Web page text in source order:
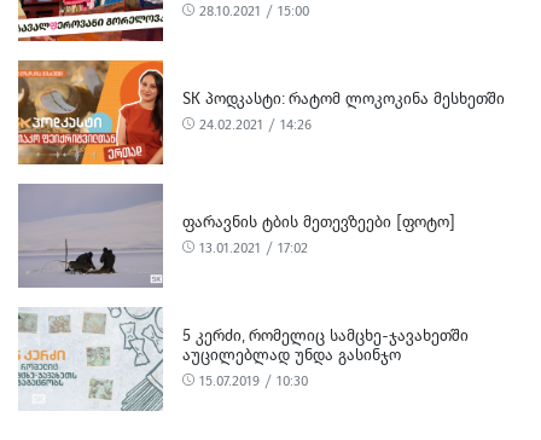
28.10.2021 / 15:00
SK ᲞᲝᲓᲙᲐᲡᲢᲘ: ᲠᲐᲢᲝᲛ ᲚᲝᲙᲝᲙᲘᲜᲐ ᲛᲔᲡᲮᲔᲗᲨᲘ
24.02.2021 / 14:26
ᲤᲐᲠᲐᲕᲜᲘᲡ ᲢᲑᲘᲡ ᲛᲔᲗᲔᲕᲖᲔᲔᲑᲘ [ᲤᲝᲢᲝ]
13.01.2021 / 17:02
5 ᲙᲔᲠᲫᲘ, ᲠᲝᲛᲔᲚᲘᲪ ᲡᲐᲛᲪᲮᲔ-ᲯᲐᲕᲐᲮᲔᲗᲨᲘ
ᲐᲣᲪᲘᲚᲔᲑᲚᲐᲓ ᲣᲜᲓᲐ ᲒᲐᲡᲘᲜᲯᲝ
15.07.2019 / 10:30